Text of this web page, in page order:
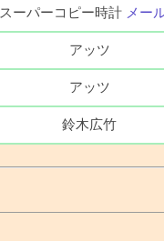
スーパーコピー時計 メー
アッツ
アッツ
鈴木広竹